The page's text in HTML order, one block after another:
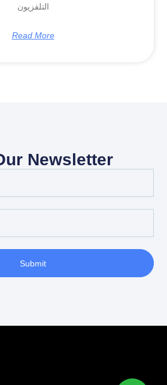
التلفزيون
Read More
Newsletter
Submit